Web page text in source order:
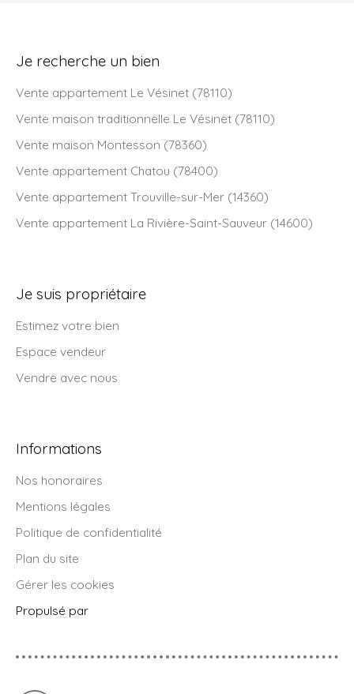
Je recherche un bien
Vente appartement Le Vésinet (78110)
Vente maison traditionnelle Le Vésinet (78110)
Vente maison Montesson (78360)
Vente appartement Chatou (78400)
Vente appartement Trouville-sur-Mer (14360)
Vente appartement La Rivière-Saint-Sauveur (14600)
Je suis propriétaire
Estimez votre bien
Espace vendeur
Vendre avec nous
Informations
Nos honoraires
Mentions légales
Politique de confidentialité
Plan du site
Gérer les cookies
Propulsé par